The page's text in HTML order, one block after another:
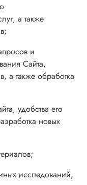
а также
и
Сайта,
а также обработка
удобства его
новых
исследований,